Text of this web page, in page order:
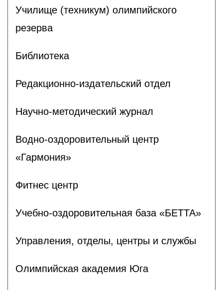
Училище (техникум) олимпийского
резерва
Библиотека
Редакционно-издательский отдел
Научно-методический журнал
Водно-оздоровительный центр
«Гармония»
Фитнес центр
Учебно-оздоровительная база «БЕТТА»
Управления, отделы, центры и службы
Олимпийская академия Юга